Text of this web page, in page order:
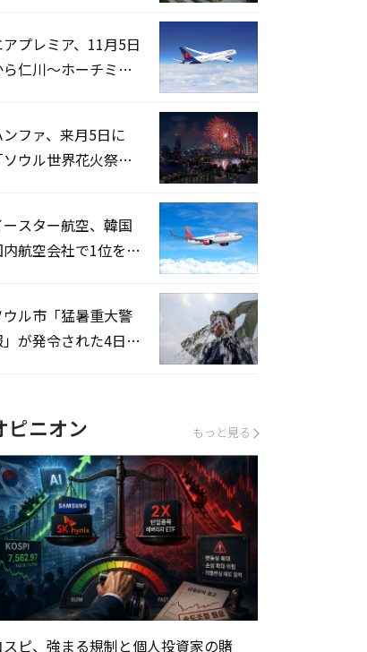
アプレミア、11月5日
ら仁川〜ホーチミン
ンファ、来月5日に
ソウル世界花火祭り
ースター航空、韓国
内航空会社で1位を記
ウル市「猛暑重大警
が発令された4日、
ピニオン もっと見る
スピ、強まる規制と個人投資家の賭